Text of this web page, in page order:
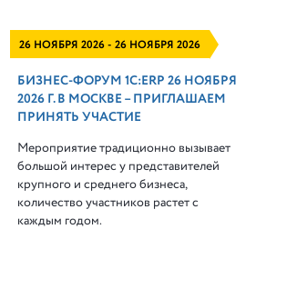
26 НОЯБРЯ 2026 - 26 НОЯБРЯ 2026
БИЗНЕС-ФОРУМ 1С:ERP 26 НОЯБРЯ
2026 Г. В МОСКВЕ – ПРИГЛАШАЕМ
ПРИНЯТЬ УЧАСТИЕ
Мероприятие традиционно вызывает
большой интерес у представителей
крупного и среднего бизнеса,
количество участников растет с
каждым годом.